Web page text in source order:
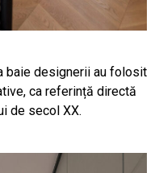
baie designerii au folosit
ca referință directă
de secol XX.